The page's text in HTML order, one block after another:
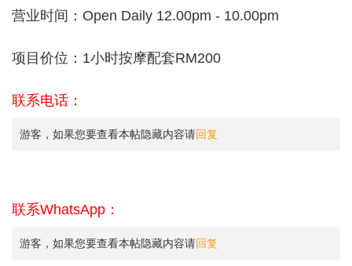
营业时间：Open Daily 12.00pm - 10.00pm
项目价位：1小时按摩配套RM200
联系电话：
游客，如果您要查看本帖隐藏内容请回复
联系WhatsApp：
游客，如果您要查看本帖隐藏内容请回复